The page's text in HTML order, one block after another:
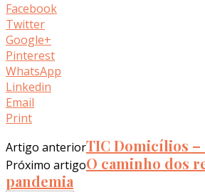
Facebook
Twitter
Google+
Pinterest
WhatsApp
Linkedin
Email
Print
Artigo anteriorTIC Domicílios –
Próximo artigoO caminho dos
pandemia